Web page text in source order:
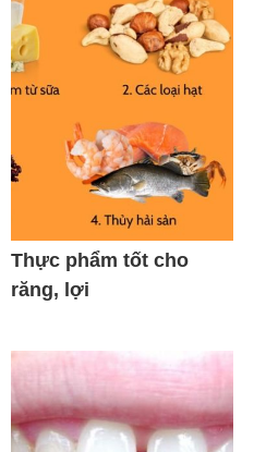
Thực phẩm tốt cho
răng, lợi